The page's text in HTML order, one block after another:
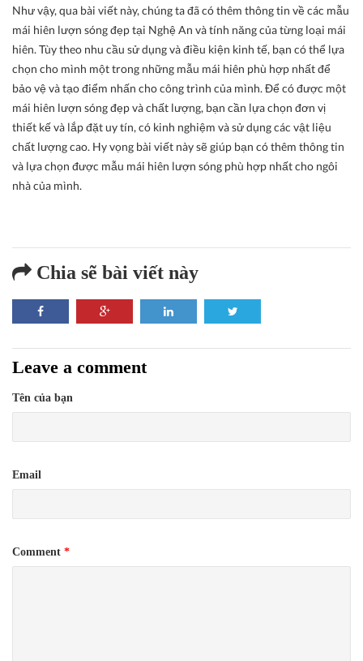
Như vậy, qua bài viết này, chúng ta đã có thêm thông tin về các mẫu
mái hiên lượn sóng đẹp tại Nghệ An và tính năng của từng loại mái
hiên. Tùy theo nhu cầu sử dụng và điều kiện kinh tế, bạn có thể lựa
chọn cho mình một trong những mẫu mái hiên phù hợp nhất để
bảo vệ và tạo điểm nhấn cho công trình của mình. Để có được một
mái hiên lượn sóng đẹp và chất lượng, bạn cần lựa chọn đơn vị
thiết kế và lắp đặt uy tín, có kinh nghiệm và sử dụng các vật liệu
chất lượng cao. Hy vọng bài viết này sẽ giúp bạn có thêm thông tin
và lựa chọn được mẫu mái hiên lượn sóng phù hợp nhất cho ngôi
nhà của mình.
Chia sẽ bài viết này
Leave a comment
Tên của bạn
Email
Comment *